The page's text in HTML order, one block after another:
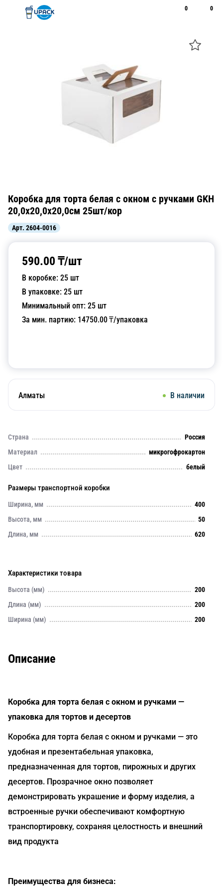
0 0
Коробка для торта белая с окном с ручками GKH
20,0x20,0x20,0см 25шт/кор
Арт. 2604-0016
590.00 ₸/шт
В коробке: 25 шт
В упаковке: 25 шт
Минимальный опт: 25 шт
За мин. партию: 14750.00₸/упаковка
Алматы В наличии
Страна
Россия
Материал
микрогофрокартон
Цвет
белый
Размеры транспортной коробки
Ширина, мм
400
Высота, мм
50
Длина, мм
620
Характеристики товара
Высота (мм)
200
Длина (мм)
200
Ширина (мм)
200
Описание
Коробка для торта белая с окном и ручками —
упаковка для тортов и десертов
Коробка для торта белая с окном и ручками — это
удобная и презентабельная упаковка,
предназначенная для тортов, пирожных и других
десертов. Прозрачное окно позволяет
демонстрировать украшение и форму изделия, а
встроенные ручки обеспечивают комфортную
транспортировку, сохраняя целостность и внешний
вид продукта
Преимущества для бизнеса: